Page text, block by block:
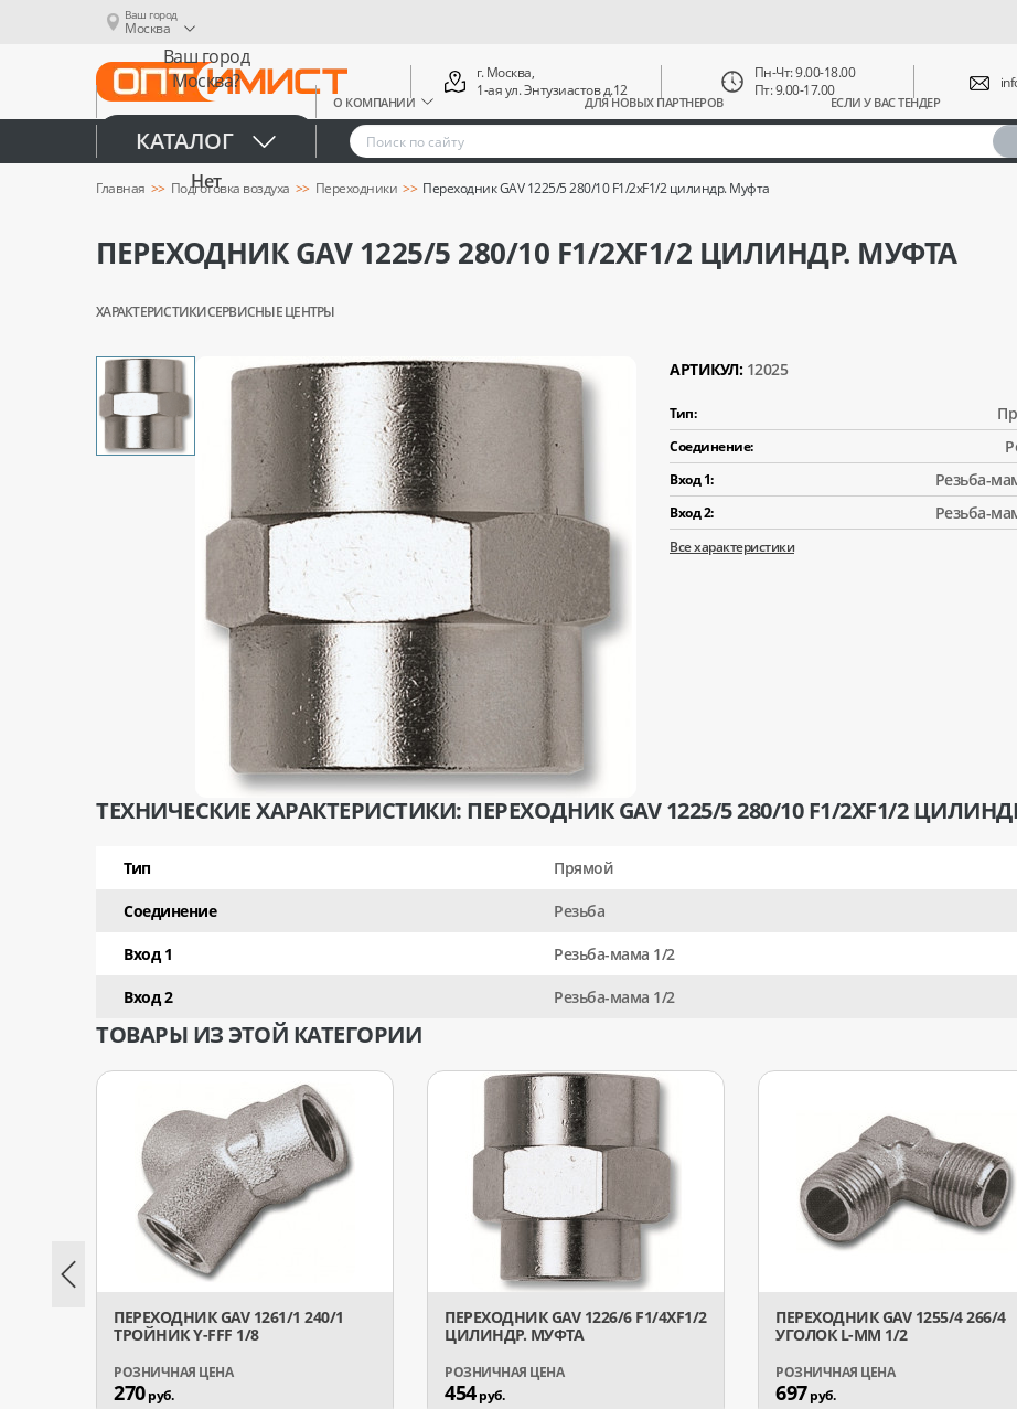
Ваш город
Москва
Ваш город
Москва?
Да
Нет
О КОМПАНИИ ДЛЯ НОВЫХ ПАРТНЕРОВ ЕСЛИ У ВАС ТЕНДЕР
г. Москва,
1-ая ул. Энтузиастов д.12
Пн-Чт: 9.00-18.00
Пт: 9.00-17.00
КАТАЛОГ
Главная Подготовка воздуха Переходники Переходник GAV 1225/5 280/10 F1/2xF1/2 цилиндр. Муфта
ПЕРЕХОДНИК GAV 1225/5 280/10 F1/2XF1/2 ЦИЛИНДР. МУФТА
ХАРАКТЕРИСТИКИСЕРВИСНЫЕ ЦЕНТРЫ
АРТИКУЛ: 12025
Тип:
Соединение:
Вход 1: Резьба-
Вход 2: Резьба-
Все характеристики
ТЕХНИЧЕСКИЕ ХАРАКТЕРИСТИКИ: ПЕРЕХОДНИК GAV 1225/5 280/10 F1/2XF1/2
Тип Прямой
Соединение Резьба
Вход 1 Резьба-мама 1/2
Вход 2 Резьба-мама 1/2
ТОВАРЫ ИЗ ЭТОЙ КАТЕГОРИИ
ПЕРЕХОДНИК GAV 1261/1 240/1
ТРОЙНИК Y-FFF 1/8
270руб.
ПЕРЕХОДНИК GAV 1226/6 F1/4XF1/2
ЦИЛИНДР. МУФТА
454руб.
ПЕРЕХОДНИК GAV 1255/4 266/4
УГОЛОК L-MM 1/2
697руб.